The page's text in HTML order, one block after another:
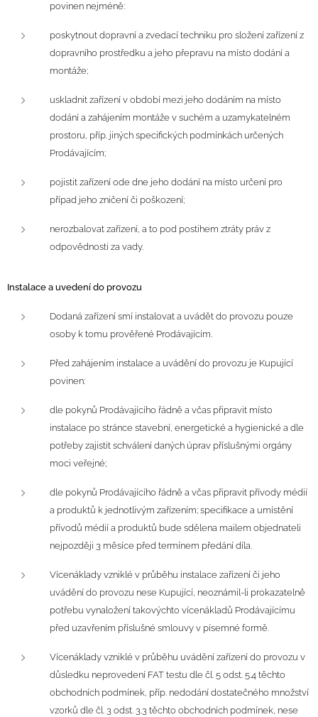
povinen nejméně:
poskytnout dopravní a zvedací techniku pro složení zařízení z
dopravního prostředku a jeho přepravu na místo dodání a
montáže;
uskladnit zařízení v období mezi jeho dodáním na místo
dodání a zahájením montáže v suchém a uzamykatelném
prostoru, příp. jiných specifických podmínkách určených
Prodávajícím;
pojistit zařízení ode dne jeho dodání na místo určení pro
případ jeho zničení či poškození;
nerozbalovat zařízení, a to pod postihem ztráty práv z
odpovědnosti za vady.
Instalace a uvedení do provozu
Dodaná zařízení smí instalovat a uvádět do provozu pouze
osoby k tomu prověřené Prodávajícím.
Před zahájením instalace a uvádění do provozu je Kupující
povinen:
dle pokynů Prodávajícího řádně a včas připravit místo
instalace po stránce stavební, energetické a hygienické a dle
potřeby zajistit schválení daných úprav příslušnými orgány
moci veřejné;
dle pokynů Prodávajícího řádně a včas připravit přívody médií
a produktů k jednotlivým zařízením; specifikace a umístění
přívodů médií a produktů bude sdělena mailem objednateli
nejpozději 3 měsíce před termínem předání díla.
Vícenáklady vzniklé v průběhu instalace zařízení či jeho
uvádění do provozu nese Kupující, neoznámil-li prokazatelně
potřebu vynaložení takovýchto vícenákladů Prodávajícímu
před uzavřením příslušné smlouvy v písemné formě.
Vícenáklady vzniklé v průběhu uvádění zařízení do provozu v
důsledku neprovedení FAT testu dle čl. 5 odst. 5.4 těchto
obchodních podmínek, příp. nedodání dostatečného množství
vzorků dle čl. 3 odst. 3.3 těchto obchodních podmínek, nese